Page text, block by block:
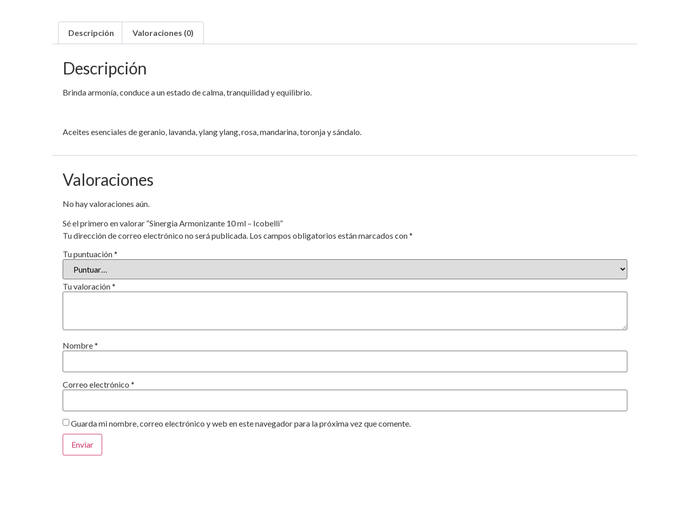
Descripción Valoraciones (0)
Descripción
Brinda armonía, conduce a un estado de calma, tranquilidad y equilibrio.
Aceites esenciales de geranio, lavanda, ylang ylang, rosa, mandarina, toronja y sándalo.
Valoraciones
No hay valoraciones aún.
Sé el primero en valorar “Sinergia Armonizante 10 ml – Icobelli”
Tu dirección de correo electrónico no será publicada. Los campos obligatorios están marcados con*
Tu puntuación*
Tu valoración*
Nombre*
Correo electrónico *
Guarda mi nombre, correo electrónico y web en este navegador para la próxima vez que comente.